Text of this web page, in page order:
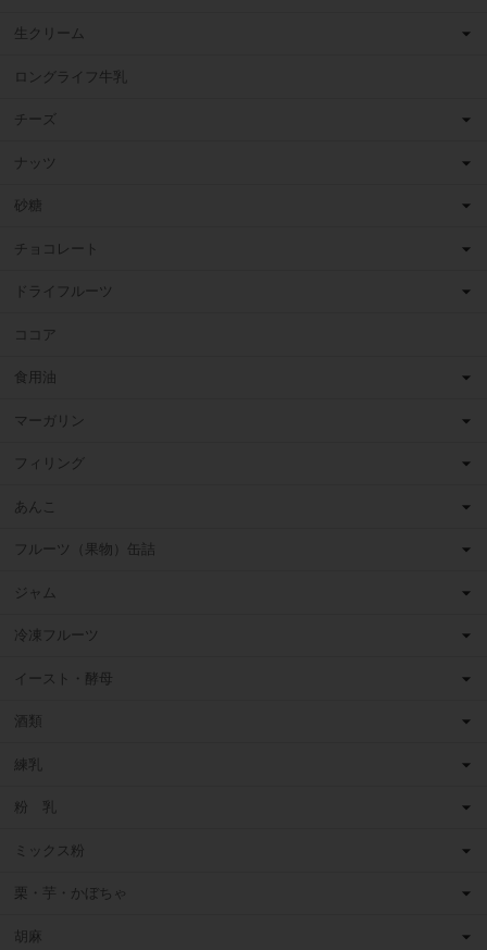
生クリーム
ロングライフ牛乳
チーズ
ナッツ
砂糖
チョコレート
ドライフルーツ
ココア
食用油
マーガリン
フィリング
あんこ
フルーツ（果物）缶詰
ジャム
冷凍フルーツ
イースト・酵母
酒類
練乳
粉 乳
ミックス粉
栗・芋・かぼちゃ
胡麻